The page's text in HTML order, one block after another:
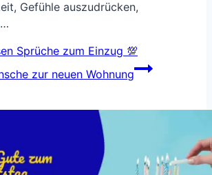
Gefühle auszudrücken,
Sprüche zum Einzug 💯
zur neuen Wohnung